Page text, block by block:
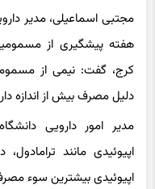
مجتبی اسماعیلی، مدیر
هفته پیشگیری از
کرج، گفت: نیمی از
دلیل مصرف بیش از اندازه
مدیر امور دارویی
اپیوئیدی مانند
اپیوئیدی بیشترین سوء